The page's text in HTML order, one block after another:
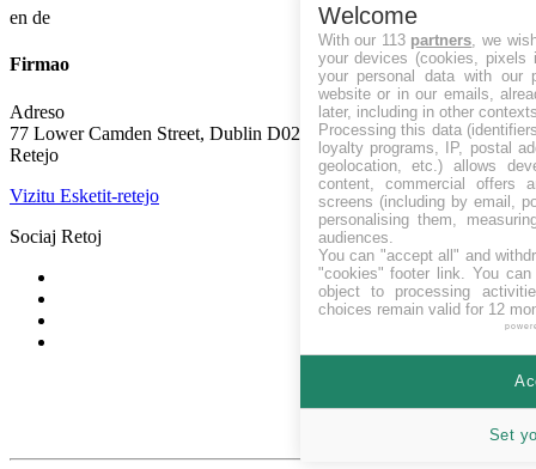
en de
Firmao
Adreso
77 Lower Camden Street, Dublin D02 XE80, Ireland
Retejo
Vizitu Esketit-retejo
Sociaj Retoj
Welcome
With our 113 partners , we
your devices (cookies, pixels
your personal data with our
website or in our emails,
later, including in other
Processing this data
loyalty programs, IP, postal
geolocation, etc.) allows
content, commercial offers
screens (including by email,
personalising them,
audiences.
You can "accept all" and
"cookies" footer link . You
object to processing
choices remain valid for 12
Set